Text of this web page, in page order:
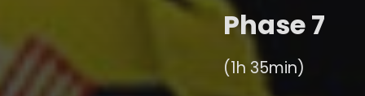
Phase 7
(1h 35min)